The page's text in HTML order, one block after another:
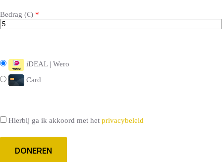
Bedrag (€) *
iDEAL | Wero
Card
Hierbij ga ik akkoord met het privacybeleid